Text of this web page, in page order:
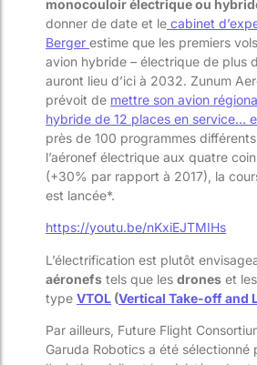
monocouloir électrique ou
donner de date et le cabinet
Berger estime que les premiers
avion hybride – électrique de plus
auront lieu d’ici à 2032. Zunum
prévoit de mettre son avion
hybride de 12 places en service…
près de 100 programmes
l’aéronef électrique aux quatre
(+30% par rapport à 2017), la
est lancée*.
https://youtu.be/nKxiEJTMIHs
L’électrification est plutôt
aéronefs tels que les drones et
type VTOL (Vertical Take-off and
Par ailleurs, Future Flight
Garuda Robotics a été sélectionné